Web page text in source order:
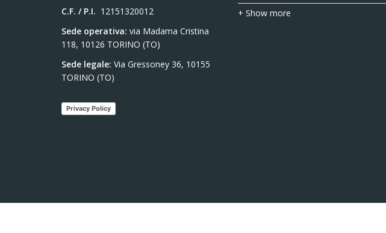
C.F. / P.I. 12151320012
Sede operativa: via Madama Cristina
118, 10126 TORINO (TO)
Sede legale: Via Gressoney 36, 10155
TORINO (TO)
Privacy Policy
+ Show more